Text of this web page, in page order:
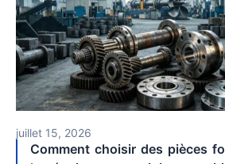
juillet 15, 2026
Comment choisir des pièces